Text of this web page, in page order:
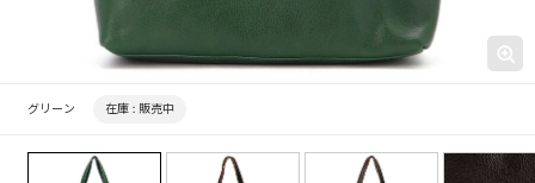
グリーン 在庫 : 販売中